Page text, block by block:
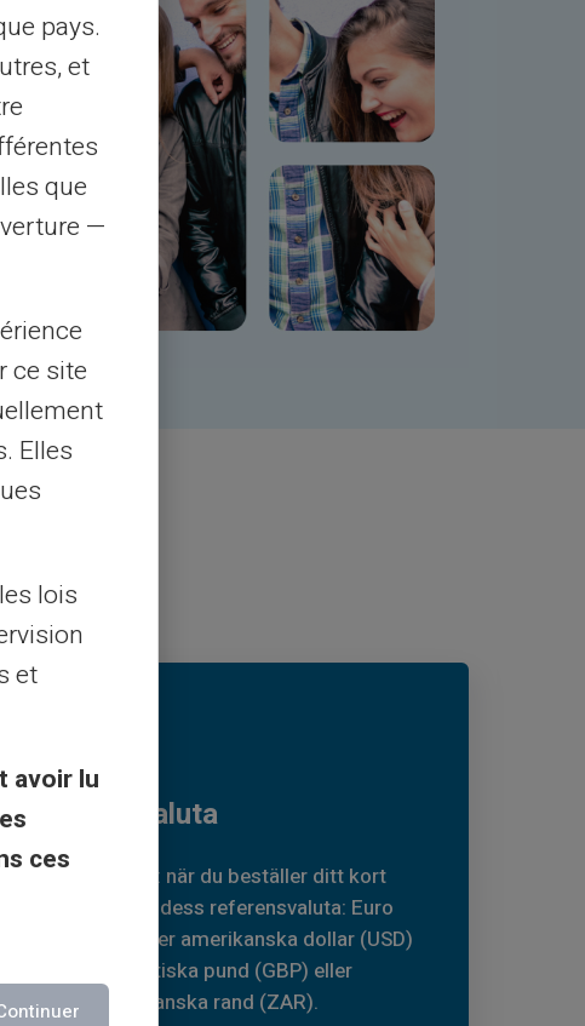
att skicka och ta emot pengar till och från
kortinnehavare VERITAS
kort.
Välj valuta
Vad mer: när du beställer ditt kort
väljer du dess referensvaluta: Euro
(EUR) eller amerikanska dollar (USD)
eller brittiska pund (GBP) eller
sydafrikanska rand (ZAR).
pays.
et
que
—
ce site
Elles
lois
et
avoir lu
ces